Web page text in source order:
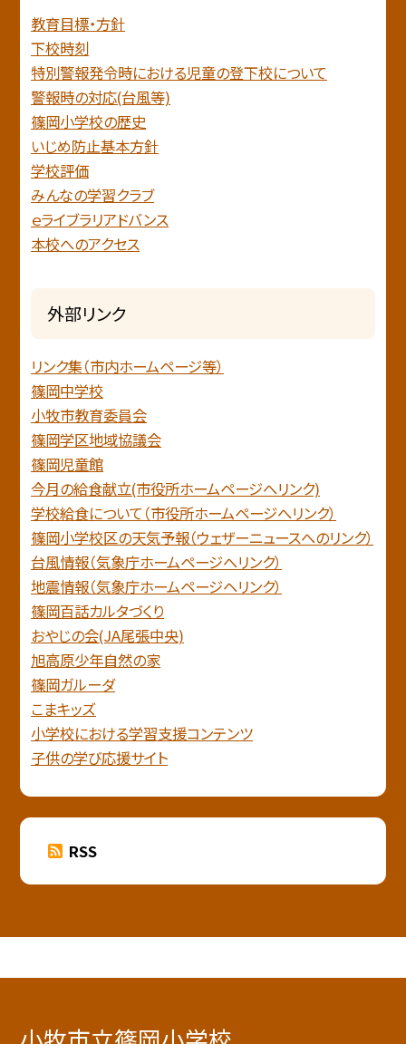
教育目標・方針
下校時刻
特別警報発令時における児童の登下校について
警報時の対応(台風等)
篠岡小学校の歴史
いじめ防止基本方針
学校評価
みんなの学習クラブ
ｅライブラリアドバンス
本校へのアクセス
外部リンク
リンク集（市内ホームページ等）
篠岡中学校
小牧市教育委員会
篠岡学区地域協議会
篠岡児童館
今月の給食献立(市役所ホームページへリンク)
学校給食について（市役所ホームページへリンク）
篠岡小学校区の天気予報（ウェザーニュースへのリンク）
台風情報（気象庁ホームページへリンク）
地震情報（気象庁ホームページヘリンク）
篠岡百話カルタづくり
おやじの会(JA尾張中央)
旭高原少年自然の家
篠岡ガルーダ
こまキッズ
小学校における学習支援コンテンツ
子供の学び応援サイト
RSS